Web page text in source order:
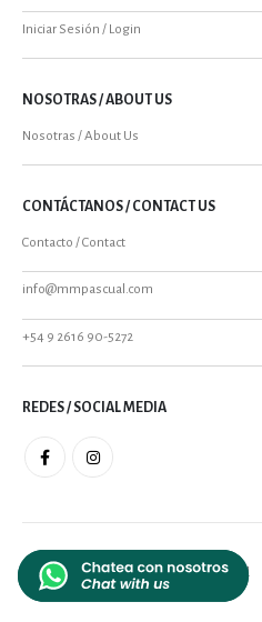
Iniciar Sesión / Login
NOSOTRAS / ABOUT US
Nosotras / About Us
CONTÁCTANOS / CONTACT US
Contacto / Contact
info@mmpascual.com
+54 9 2616 90-5272
REDES / SOCIAL MEDIA
MMPASCUAL 2021 - All Rights Reserved